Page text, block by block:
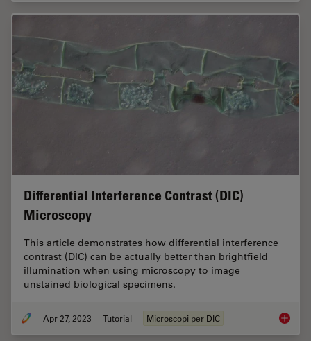
Differential Interference Contrast (DIC)
Microscopy
This article demonstrates how differential interference
contrast (DIC) can be actually better than brightfield
illumination when using microscopy to image
unstained biological specimens.
Apr 27, 2023 Tutorial Microscopi per DIC